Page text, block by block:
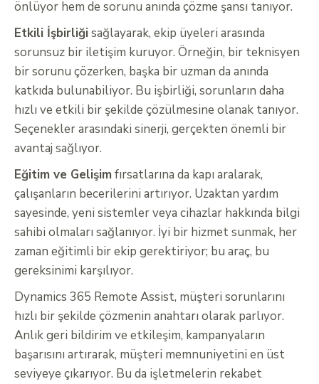
önlüyor hem de sorunu anında çözme şansı tanıyor.
Etkili İşbirliğisağlayarak, ekip üyeleri arasında
sorunsuz bir iletişim kuruyor. Örneğin, bir teknisyen
bir sorunu çözerken, başka bir uzman da anında
katkıda bulunabiliyor. Bu işbirliği, sorunların daha
hızlı ve etkili bir şekilde çözülmesine olanak tanıyor.
Seçenekler arasındaki sinerji, gerçekten önemli bir
avantaj sağlıyor.
Eğitim ve Gelişimfırsatlarına da kapı aralarak,
çalışanların becerilerini artırıyor. Uzaktan yardım
sayesinde, yeni sistemler veya cihazlar hakkında bilgi
sahibi olmaları sağlanıyor. İyi bir hizmet sunmak, her
zaman eğitimli bir ekip gerektiriyor; bu araç, bu
gereksinimi karşılıyor.
Dynamics 365 Remote Assist, müşteri sorunlarını
hızlı bir şekilde çözmenin anahtarı olarak parlıyor.
Anlık geri bildirim ve etkileşim, kampanyaların
başarısını artırarak, müşteri memnuniyetini en üst
seviyeye çıkarıyor. Bu da işletmelerin rekabet